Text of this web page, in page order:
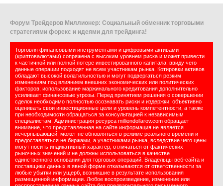
Форум Трейдеров Миллионер: Социальный обменник торговыми
стратегиями форекс и идеями для трейдинга!
Торговля финансовыми инструментами и цифровыми активами
(криптовалютами) сопряжена с высоким уровнем риска и может привести
к частичной или полной потере инвестированного капитала, ввиду чего
данные операции подходят не всем участникам рынка. Котировки активов
обладают высокой волатильностью и могут подвергаться резким
изменениям под влиянием внешних экономических или политических
факторов; использование маржинального кредитования дополнительно
усиливает финансовые угрозы. Перед принятием решения о совершении
сделок необходимо полностью осознавать риски и издержки, объективно
оценивать свои инвестиционные цели и уровень компетентности, а также
при необходимости обращаться за консультацией к независимым
специалистам. Администрация ресурса milliondollarov.com обращает
внимание, что представленная на сайте информация не является
исчерпывающей, может не обновляться в режиме реального времени и
предоставляться не биржами, а участниками рынка, вследствие чего цены
могут носить индикативный характер, отличаться от фактических
рыночных значений и не должны использоваться в качестве
единственного основания для торговых операций. Владельцы веб-сайта и
поставщики данных в явной форме отказываются от ответственности за
любые убытки или ущерб, возникшие в результате использования
размещенной информации. Любое воспроизведение, изменение или